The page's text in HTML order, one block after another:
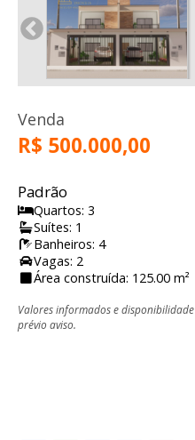
Venda
R$ 500.000,00
Padrão
Quartos: 3
Suítes: 1
Banheiros: 4
Vagas: 2
Área construída: 125.00 m²
Valores informados e
prévio aviso.